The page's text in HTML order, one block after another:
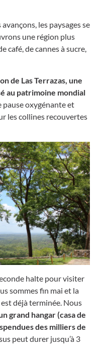
les paysages se
une région plus
café, de cannes à sucre,
de Las Terrazas, une
au patrimoine mondial
oxygénante et
les collines recouvertes
halte pour visiter
sommes fin mai et la
déjà terminée. Nous
grand hangar (casa de
des milliers de
peut durer jusqu’à 3